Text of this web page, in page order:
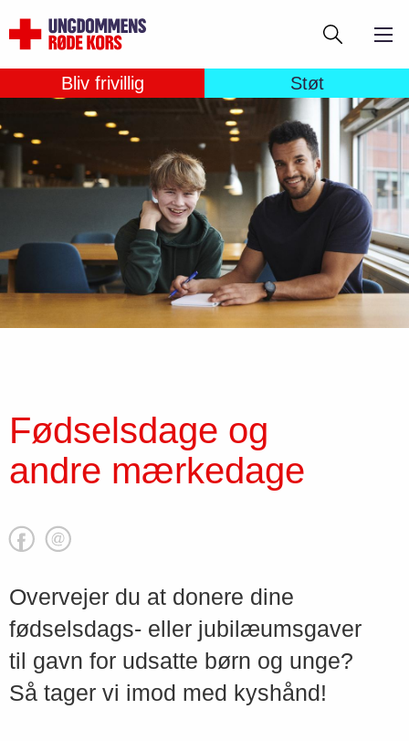
til
hovedindhold
Søg
Bliv frivillig Støt
Fødselsdage og
andre mærkedage
Overvejer du at donere dine
fødselsdags- eller jubilæumsgaver
til gavn for udsatte børn og unge?
Så tager vi imod med kyshånd!